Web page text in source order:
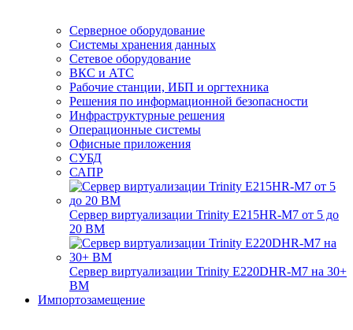
Серверное оборудование
Системы хранения данных
Сетевое оборудование
ВКС и АТС
Рабочие станции, ИБП и оргтехника
Решения по информационной безопасности
Инфраструктурные решения
Операционные системы
Офисные приложения
СУБД
САПР
Сервер виртуализации Trinity E215HR-M7 от 5 до
20 ВМ
Сервер виртуализации Trinity E220DHR-M7 на 30+
ВМ
Импортозамещение